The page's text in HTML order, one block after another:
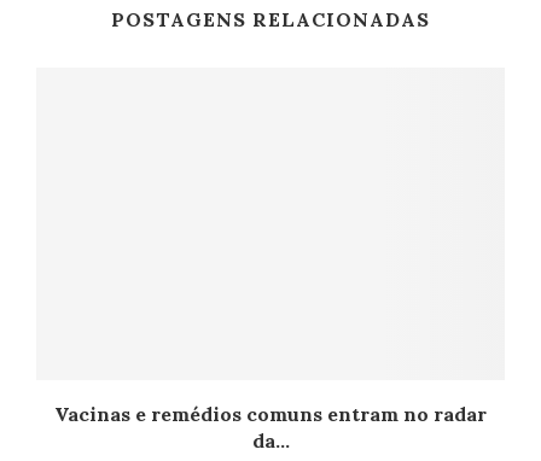
POSTAGENS RELACIONADAS
Vacinas e remédios comuns entram no radar
da...